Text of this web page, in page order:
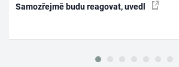
Samozřejmě budu reagovat, uvedl